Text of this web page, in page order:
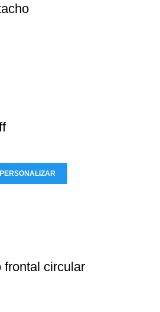
PERSONALIZAR
frontal circular